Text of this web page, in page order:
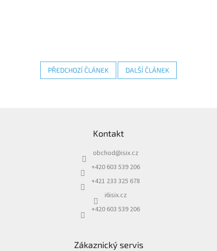
PŘEDCHOZÍ ČLÁNEK DALŠÍ ČLÁNEK
Kontakt
obchod@isix.cz
+420 603 539 206
+421 233 325 678
i6isix.cz
+420 603 539 206
Zákaznický servis